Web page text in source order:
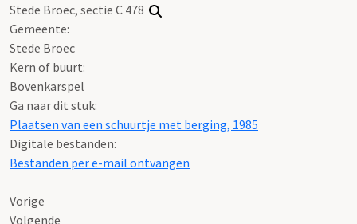
Stede Broec, sectie C 478
Gemeente:
Stede Broec
Kern of buurt:
Bovenkarspel
Ga naar dit stuk:
Plaatsen van een schuurtje met berging, 1985
Digitale bestanden:
Bestanden per e-mail ontvangen
Vorige
Volgende